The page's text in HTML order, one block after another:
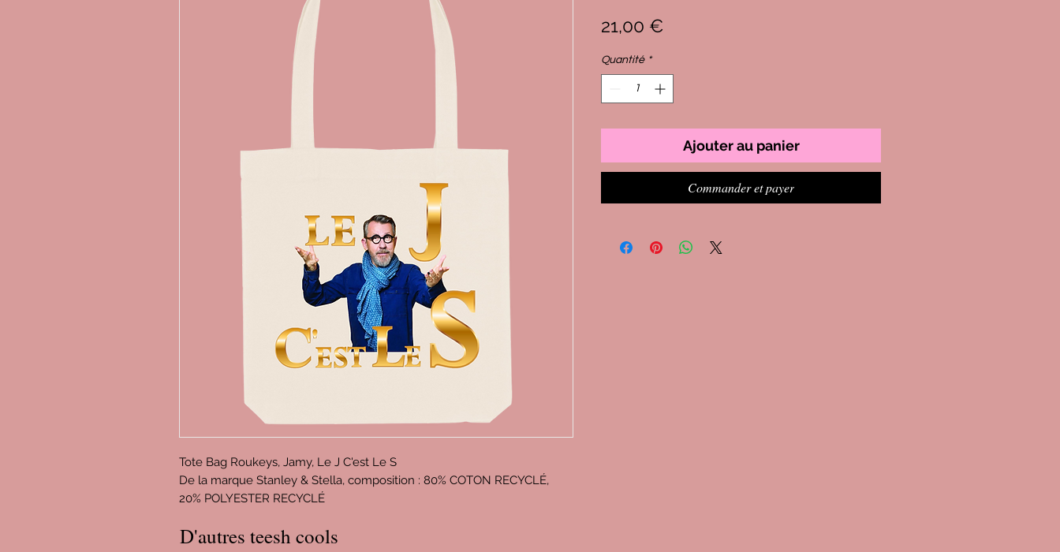
Tote Bag Roukeys, Jamy, Le J C'est Le S
De la marque Stanley & Stella, composition : 80% COTON RECYCLÉ,
20% POLYESTER RECYCLÉ
21,00 €
Quantité *
Ajouter au panier
Commander et payer
D'autres teesh cools